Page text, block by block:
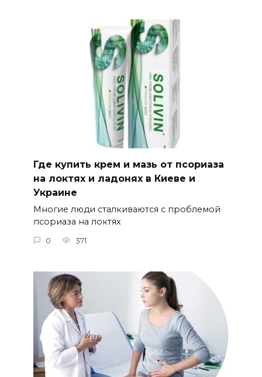
Где купить крем и мазь от псориаза
на локтях и ладонях в Киеве и
Украине
Многие люди сталкиваются с проблемой
псориаза на локтях
0 371